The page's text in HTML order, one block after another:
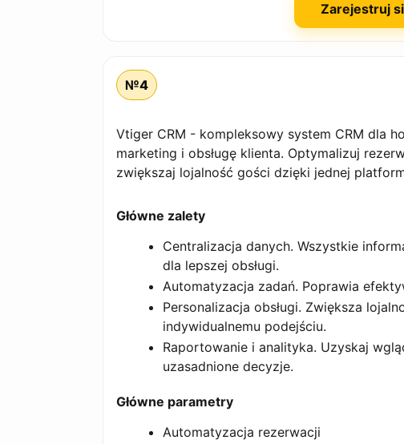
Zarejestruj
№4
Vtiger CRM - kompleksowy system CRM dla
marketing i obsługę klienta. Optymalizuj
zwiększaj lojalność gości dzięki jednej
Główne zalety
Centralizacja danych. Wszystkie
dla lepszej obsługi.
Automatyzacja zadań. Poprawia
Personalizacja obsługi. Zwiększa
indywidualnemu podejściu.
Raportowanie i analityka. Uzyskaj
uzasadnione decyzje.
Główne parametry
Automatyzacja rezerwacji